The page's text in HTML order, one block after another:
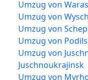
Umzug von
Umzug von
Umzug von
Umzug von
Umzug von
Juschnoukrajinsk
Umzug von